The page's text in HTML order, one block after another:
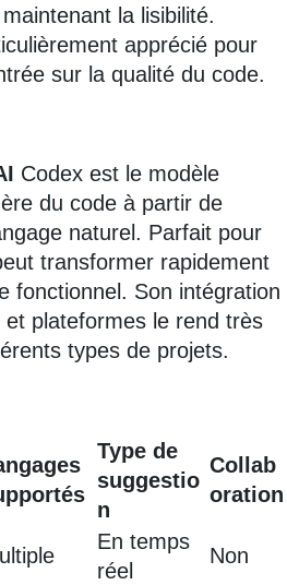
la lisibilité.
apprécié pour
sur la qualité du code.
Codex est le modèle
du code à partir de
naturel. Parfait pour
transformer rapidement
fonctionnel. Son intégration
plateformes le rend très
types de projets.
Type de
suggestio
n
Collab
oration
En temps
réel
Non